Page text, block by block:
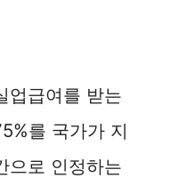
업급여를 받는
를 국가가 지
으로 인정하는